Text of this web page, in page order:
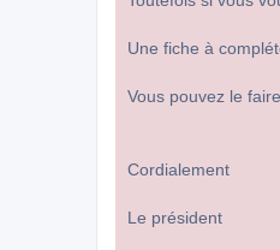
Une fiche à
Vous pouvez le
Cordialement
Le président